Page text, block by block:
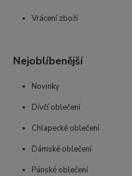
Vrácení zboží
Nejoblíbenější
Novinky
Dívčí oblečení
Chlapecké oblečení
Dámské oblečení
Pánské oblečení